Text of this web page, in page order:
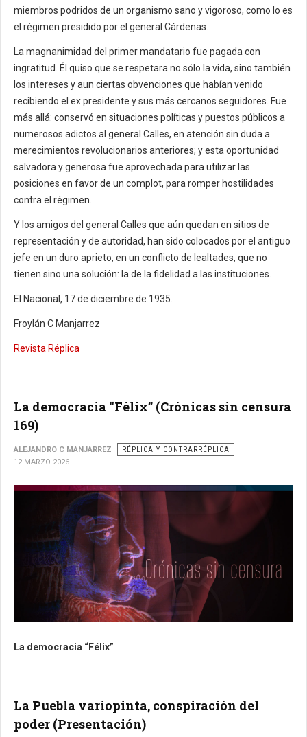
miembros podridos de un organismo sano y vigoroso, como lo es
el régimen presidido por el general Cárdenas.
La magnanimidad del primer mandatario fue pagada con
ingratitud. Él quiso que se respetara no sólo la vida, sino también
los intereses y aun ciertas obvenciones que habían venido
recibiendo el ex presidente y sus más cercanos seguidores. Fue
más allá: conservó en situaciones políticas y puestos públicos a
numerosos adictos al general Calles, en atención sin duda a
merecimientos revolucionarios anteriores; y esta oportunidad
salvadora y generosa fue aprovechada para utilizar las
posiciones en favor de un complot, para romper hostilidades
contra el régimen.
Y los amigos del general Calles que aún quedan en sitios de
representación y de autoridad, han sido colocados por el antiguo
jefe en un duro aprieto, en un conflicto de lealtades, que no
tienen sino una solución: la de la fidelidad a las instituciones.
El Nacional, 17 de diciembre de 1935.
Froylán C Manjarrez
Revista Réplica
La democracia “Félix” (Crónicas sin censura
169)
ALEJANDRO C MANJARREZ
RÉPLICA Y CONTRARRÉPLICA
12 MARZO 2026
La democracia “Félix”
La Puebla variopinta, conspiración del
poder (Presentación)